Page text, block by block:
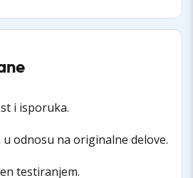
i isporuka.
u odnosu na originalne delove.
testiranjem.